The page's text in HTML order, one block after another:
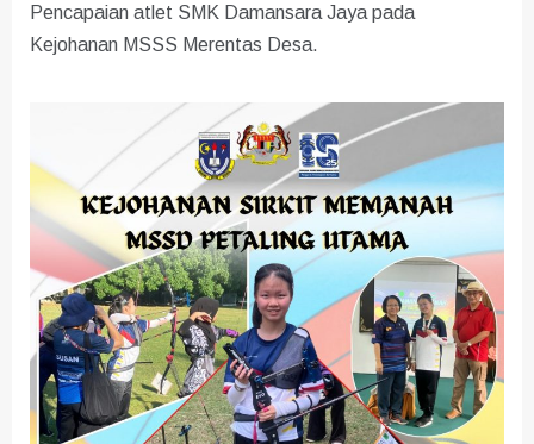
Pencapaian atlet SMK Damansara Jaya pada
Kejohanan MSSS Merentas Desa.